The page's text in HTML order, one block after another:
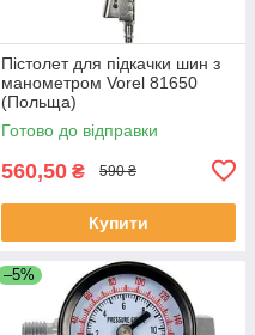
Пістолет для підкачки шин з
манометром Vorel 81650
(Польща)
Готово до відправки
560,50 ₴ 590 ₴
Купити
–5%